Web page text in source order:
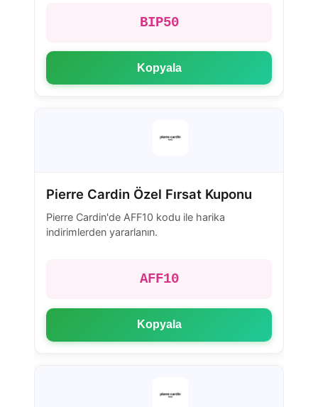
BIP50
Kopyala
Pierre Cardin Özel Fırsat Kuponu
Pierre Cardin'de AFF10 kodu ile harika
indirimlerden yararlanın.
AFF10
Kopyala